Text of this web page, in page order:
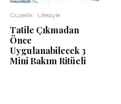
Güzellik Lifestyle
Tatile Çıkmadan
Önce
Uygulanabilecek 3
Mini Bakım Ritüeli